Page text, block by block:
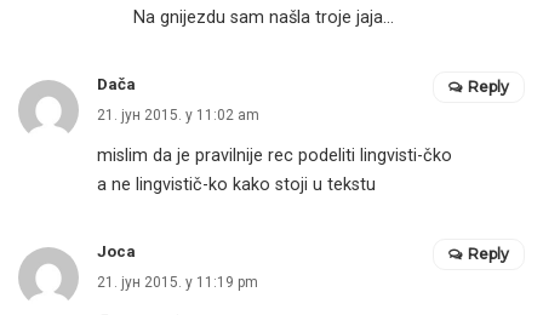
Na gnijezdu sam našla troje jaja…
Dača
21. јун 2015. у 11:02 am
mislim da je pravilnije rec podeliti lingvisti-čko
a ne lingvistič-ko kako stoji u tekstu
Reply
Јоса
21. јун 2015. у 11:19 pm
Reply